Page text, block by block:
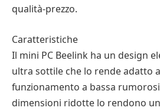
qualità-prezzo.
Caratteristiche
Il mini PC Beelink ha un design
ultra sottile che lo rende adatto
funzionamento a bassa
dimensioni ridotte lo rendono